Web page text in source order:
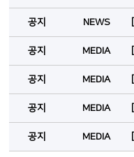
공지 NEWS
공지 MEDIA
공지 MEDIA
공지 MEDIA
공지 MEDIA